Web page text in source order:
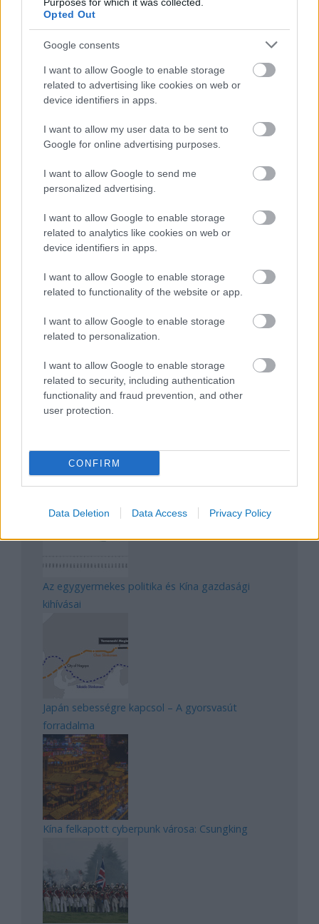
Opted Out
Google consents
I want to allow Google to enable storage
related to advertising like cookies on web or
device identifiers in apps.
I want to allow my user data to be sent to
Google for online advertising purposes.
I want to allow Google to send me
personalized advertising.
I want to allow Google to enable storage
related to analytics like cookies on web or
device identifiers in apps.
I want to allow Google to enable storage
related to functionality of the website or app.
I want to allow Google to enable storage
related to personalization.
I want to allow Google to enable storage
related to security, including authentication
functionality and fraud prevention, and other
user protection.
CONFIRM
Data Deletion Data Access Privacy Policy
A közlekedés mérföldkövei
A világ legveszélyesebb migrációs útvonalai: A
Közép-Mediterrán útvonal, A Darién-régió és az
Indiai-óceáni út
Manaus: a dzsungel szívének városa
Magyarország rejtett gyöngyszemei
Mik alakítják a gondolkodásod? Avagy a kognitív
torzítások
Az egygyermekes politika és Kína gazdasági
kihívásai
Japán sebességre kapcsol – A gyorsvasút
forradalma
Kína felkapott cyberpunk városa: Csungking